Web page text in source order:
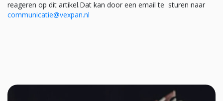
reageren op dit artikel.Dat kan door een email te sturen naar
communicatie@vexpan.nl